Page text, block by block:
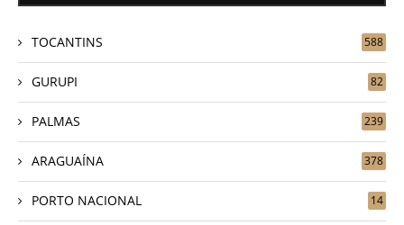
TOCANTINS 588
GURUPI 82
PALMAS 239
ARAGUAÍNA 378
PORTO NACIONAL 14